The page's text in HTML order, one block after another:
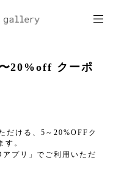
20%off クーポ
ける、5～20%OFFク
。
アプリ」でご利用いただ